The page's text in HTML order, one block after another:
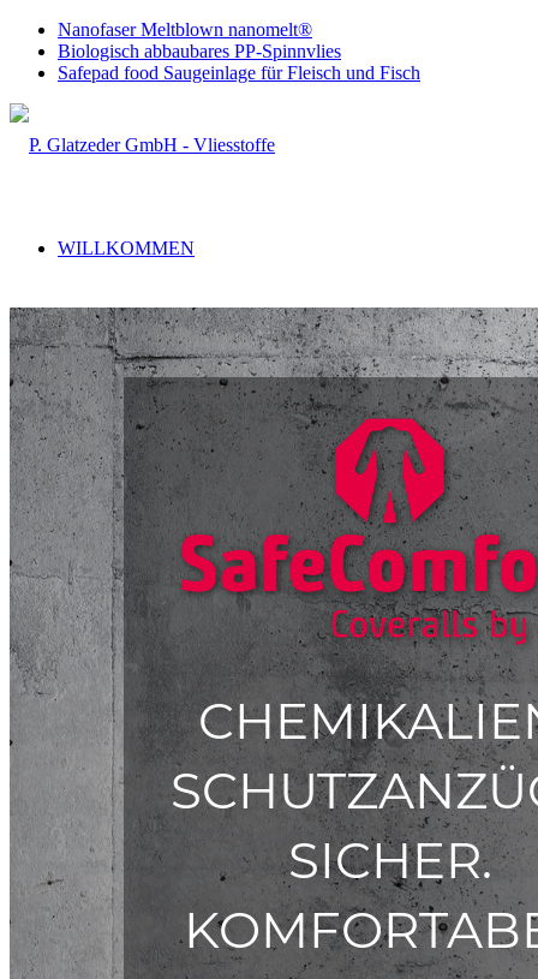
Nanofaser Meltblown nanomelt®
Biologisch abbaubares PP-Spinnvlies
Safepad food Saugeinlage für Fleisch und Fisch
WILLKOMMEN
UNTERNEHMEN
LEISTUNGSSPEKTRUM
Handel & Produktion
Konfektion
Service
NEUE PRODUKTE
Biologisch abbaubares PP-Spinnvlies
Nanofaser Meltblown